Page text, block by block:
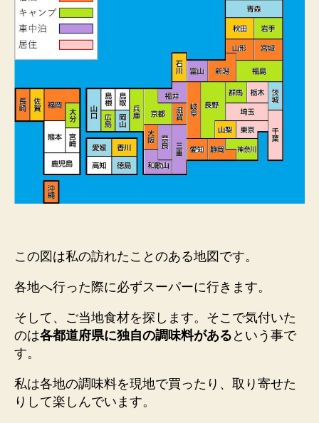
この図は私の訪れたことのある地図です。
各地へ行った際に必ずスーパーに行きます。
そして、ご当地食材を探します。そこで気付いた
のは各都道府県に独自の調味料がある という事で
す。
私は各地の調味料を現地で買ったり、取り寄せた
りして楽しんでいます。